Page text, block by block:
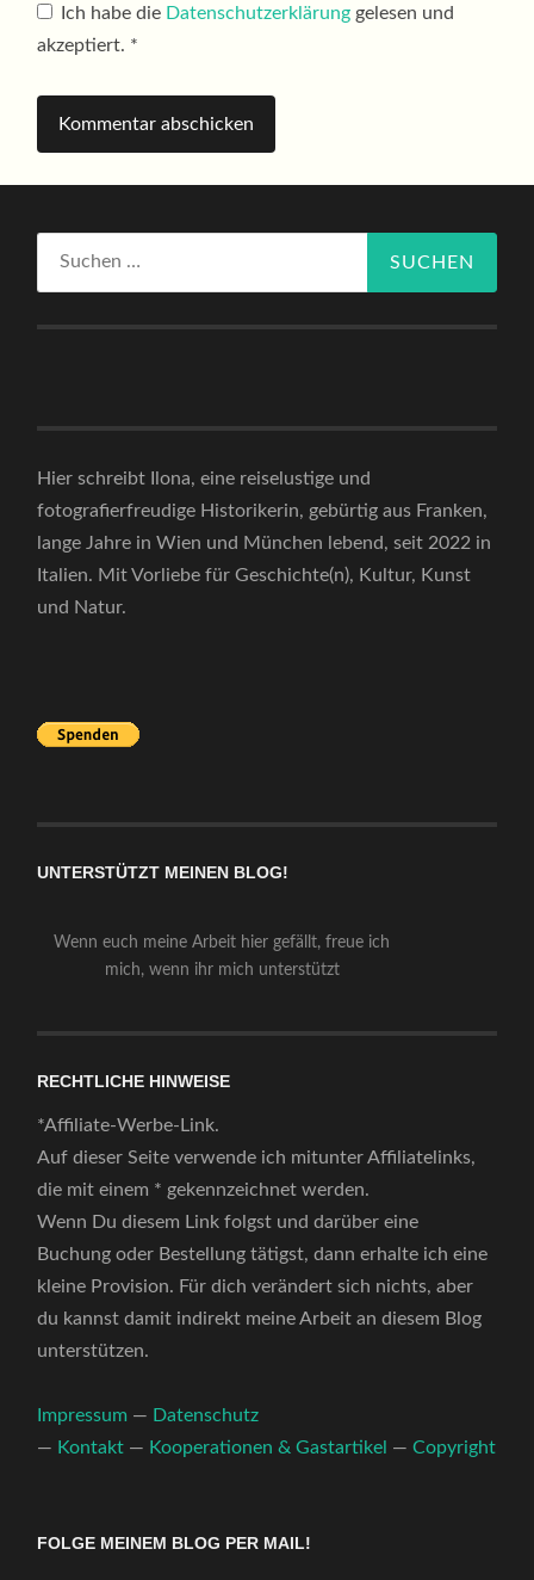
Ich habe die Datenschutzerklärunggelesen und
akzeptiert. *
Hier schreibt Ilona, eine reiselustige und
fotografierfreudige Historikerin, gebürtig aus Franken,
lange Jahre in Wien und München lebend, seit 2022 in
Italien. Mit Vorliebe für Geschichte(n), Kultur, Kunst
und Natur.
UNTERSTÜTZT MEINEN BLOG!
Wenn euch meine Arbeit hier gefällt, freue ich
mich, wenn ihr mich unterstützt
RECHTLICHE HINWEISE
*Affiliate-Werbe-Link.
Auf dieser Seite verwende ich mitunter Affiliatelinks,
die mit einem * gekennzeichnet werden.
Wenn Du diesem Link folgst und darüber eine
Buchung oder Bestellung tätigst, dann erhalte ich eine
kleine Provision. Für dich verändert sich nichts, aber
du kannst damit indirekt meine Arbeit an diesem Blog
unterstützen.
Impressum — Datenschutz
— Kontakt — Kooperationen & Gastartikel —Copyright
FOLGE MEINEM BLOG PER MAIL!